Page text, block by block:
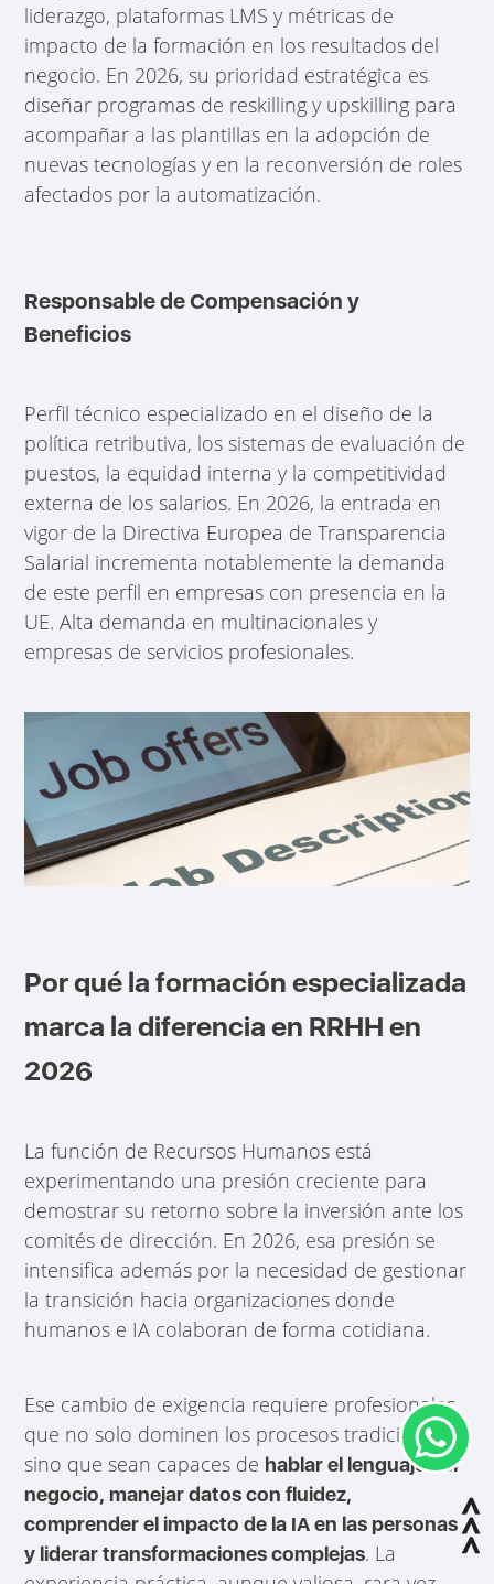
liderazgo, plataformas LMS y métricas de
impacto de la formación en los resultados del
negocio. En 2026, su prioridad estratégica es
diseñar programas de reskilling y upskilling para
acompañar a las plantillas en la adopción de
nuevas tecnologías y en la reconversión de roles
afectados por la automatización.
Responsable de Compensación y
Beneficios
Perfil técnico especializado en el diseño de la
política retributiva, los sistemas de evaluación de
puestos, la equidad interna y la competitividad
externa de los salarios. En 2026, la entrada en
vigor de la Directiva Europea de Transparencia
Salarial incrementa notablemente la demanda
de este perfil en empresas con presencia en la
UE. Alta demanda en multinacionales y
empresas de servicios profesionales.
Por qué la formación especializada
marca la diferencia en RRHH en
2026
La función de Recursos Humanos está
experimentando una presión creciente para
demostrar su retorno sobre la inversión ante los
comités de dirección. En 2026, esa presión se
intensifica además por la necesidad de gestionar
la transición hacia organizaciones donde
humanos e IA colaboran de forma cotidiana.
Ese cambio de exigencia requiere profesionales
que no solo dominen los procesos tradicionales,
sino que sean capaces de hablar el lenguaje del
negocio, manejar datos con fluidez,
comprender el impacto de la IA en las personas
y liderar transformaciones complejas. La